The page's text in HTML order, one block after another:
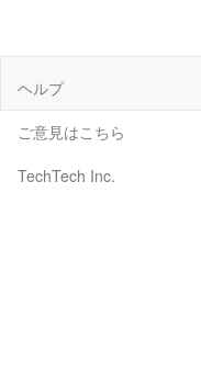
ヘルプ
ご意見はこちら
TechTech Inc.